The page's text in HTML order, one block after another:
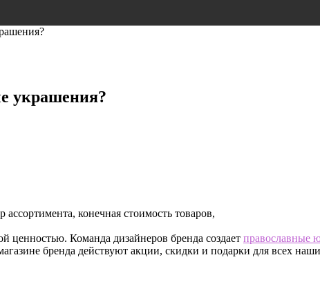
украшения?
конечная стоимость товаров,
ценностью. Команда дизайнеров бренда создает православные
бренда действуют акции, скидки и подарки для всех